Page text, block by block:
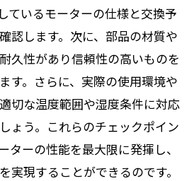
ているモーターの仕様と交換予
認します。次に、部品の材質や
久性があり信頼性の高いものを
す。さらに、実際の使用環境や
切な温度範囲や湿度条件に対応
ょう。これらのチェックポイン
ターの性能を最大限に発揮し、
実現することができるのです。